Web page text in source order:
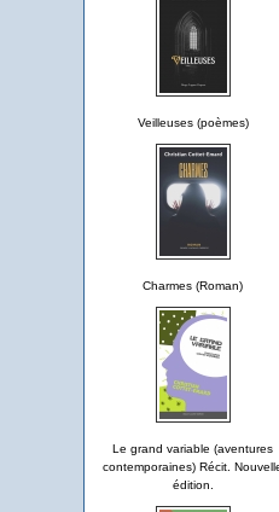
Veilleuses (poèmes)
Charmes (Roman)
Le grand variable (aventures
contemporaines) Récit.
édition.